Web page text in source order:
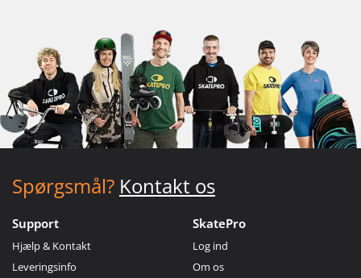
Spørgsmål? Kontakt os
Support
Hjælp & Kontakt
Leveringsinfo
SkatePro
Log ind
Om os